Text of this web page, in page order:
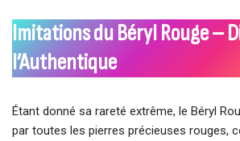
Imitations du Béryl Rouge –
l’Authentique
Étant donné sa rareté extrême, le Béryl
par toutes les pierres précieuses rouges,